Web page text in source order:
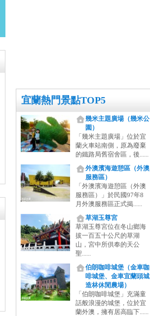
宜蘭熱門景點TOP5
幾米主題廣場（幾米公
園）
「幾米主題廣場」位於宜
蘭火車站南側，原為廢棄
的鐵路局舊宿舍區，後......
外澳濱海遊憩區（外澳
服務區）
「外澳濱海遊憩區（外澳
服務區）」於民國97年8
月外澳服務區正式揭......
草湖玉尊宮
草湖玉尊宮位在冬山鄉海
拔一百五十公尺的草湖
山，宮中所供奉的天公
聖......
伯朗咖啡城堡（金車咖
啡城堡、金車宜蘭頭城
造林休閒農場）
「伯朗咖啡城堡」充滿童
話般浪漫的城堡，位於宜
蘭外澳，擁有居高臨下......